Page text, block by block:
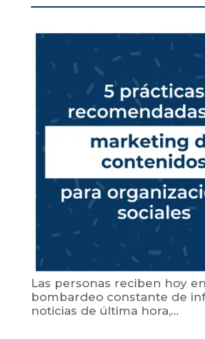
Las personas reciben hoy
bombardeo constante de
noticias de última hora,...